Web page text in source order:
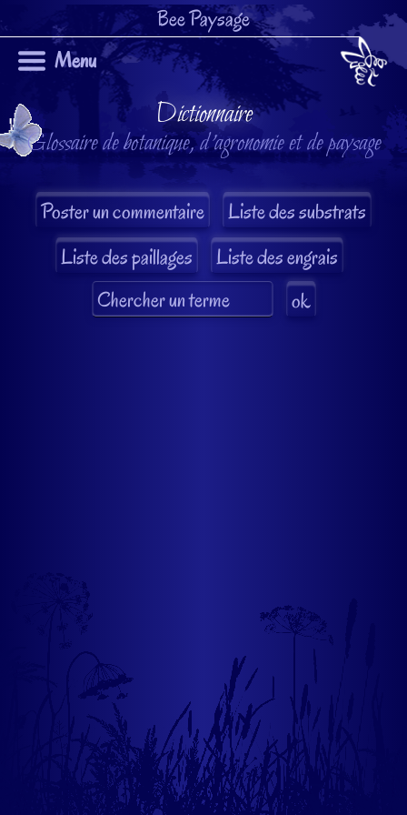
Bee Paysage
Menu
Dictionnaire
Glossaire de botanique, d'agronomie et de paysage
Liste des substrats
Liste des paillages
Liste des engrais